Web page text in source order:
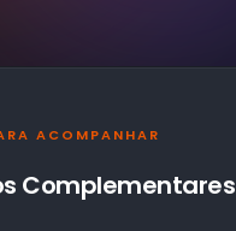
ACOMPANHAR
Complementares